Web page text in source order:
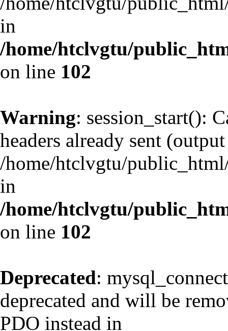
in
/home/htclvgtu/
on line 102
Warning: session_start():
headers already sent
/home/htclvgtu/
in
/home/htclvgtu/
on line 102
Deprecated:
deprecated and will be
PDO instead in